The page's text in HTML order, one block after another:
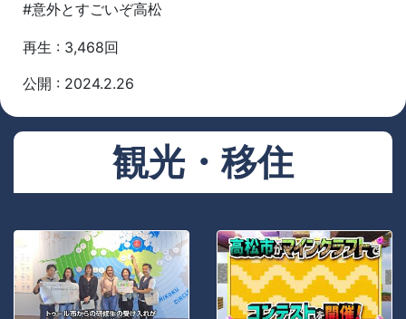
#意外とすごいぞ高松
再生 : 3,468回
公開 : 2024.2.26
観光・移住